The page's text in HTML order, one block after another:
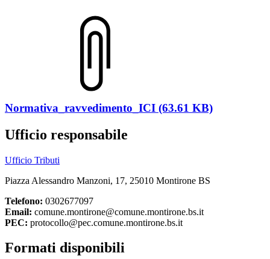
Normativa_ravvedimento_ICI (63.61 KB)
Ufficio responsabile
Ufficio Tributi
Piazza Alessandro Manzoni, 17, 25010 Montirone BS
Telefono: 0302677097
Email: comune.montirone@comune.montirone.bs.it
PEC: protocollo@pec.comune.montirone.bs.it
Formati disponibili